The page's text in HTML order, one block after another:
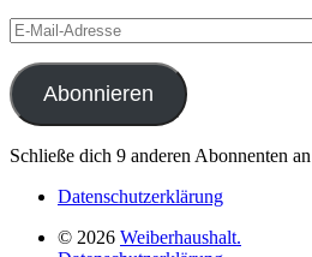
E-
Mail-
Adresse
Abonnieren
Schließe dich 9 anderen Abonnenten an
Datenschutzerklärung
© 2026 Weiberhaushalt.